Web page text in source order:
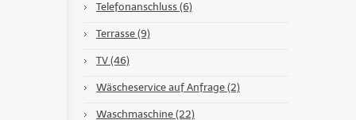
Telefonanschluss (6)
Terrasse (9)
TV (46)
Wäscheservice auf Anfrage (2)
Waschmaschine (22)